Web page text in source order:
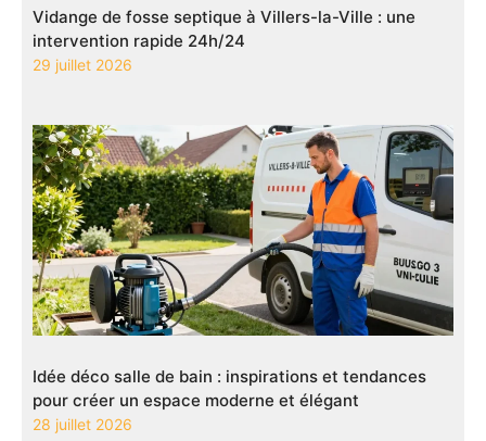
Vidange de fosse septique à Villers-la-Ville : une
intervention rapide 24h/24
29 juillet 2026
Idée déco salle de bain : inspirations et tendances
pour créer un espace moderne et élégant
28 juillet 2026